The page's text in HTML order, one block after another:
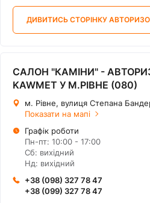
ДИВИТИСЬ СТОРІНКУ
САЛОН "КАМІНИ" -
KAWMET У М.РІВНЕ (080)
м. Рівне, вулиця Степана
Показати на мапі
Графік роботи
Пн-пт: 10:00 - 17:00
Сб: вихідний
Нд: вихідний
+38 (098) 327 78 47
+38 (099) 327 78 47